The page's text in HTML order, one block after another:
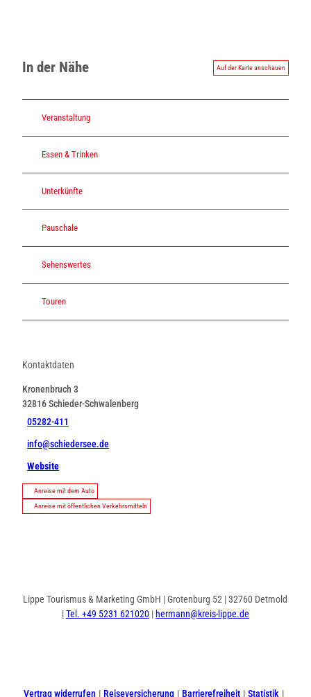
In der Nähe Auf der Karte anschauen
Veranstaltung
Essen & Trinken
Unterkünfte
Pauschale
Sehenswertes
Touren
Kontaktdaten
Kronenbruch 3
32816Schieder-Schwalenberg
05282-411
info@schiedersee.de
Website
Anreise mit dem Auto
Anreise mit öffentlichen Verkehrsmitteln
Lippe Tourismus & Marketing GmbH | Grotenburg 52 | 32760 Detmold
|Tel. +49 5231 621020| hermann@kreis-lippe.de
t
e
Vertrag widerrufen Reiseversicherung Barrierefreiheit Statistik